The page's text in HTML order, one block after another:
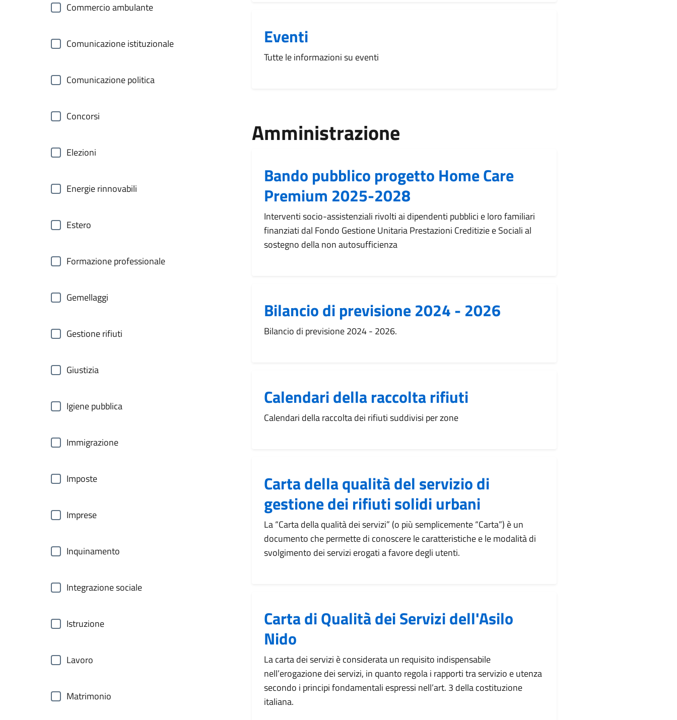
Commercio ambulante
Comunicazione istituzionale
Comunicazione politica
Concorsi
Elezioni
Energie rinnovabili
Estero
Formazione professionale
Gemellaggi
Gestione rifiuti
Giustizia
Igiene pubblica
Immigrazione
Imposte
Imprese
Inquinamento
Integrazione sociale
Istruzione
Lavoro
Matrimonio
Eventi
Tutte le informazioni su eventi
Amministrazione
Bando pubblico progetto Home Care
Premium 2025-2028
Interventi socio-assistenziali rivolti ai dipendenti pubblici e loro familiari
finanziati dal Fondo Gestione Unitaria Prestazioni Creditizie e Sociali al
sostegno della non autosufficienza
Bilancio di previsione 2024 - 2026
Bilancio di previsione 2024 - 2026.
Calendari della raccolta rifiuti
Calendari della raccolta dei rifiuti suddivisi per zone
Carta della qualità del servizio di
gestione dei rifiuti solidi urbani
La “Carta della qualità dei servizi” (o più semplicemente “Carta”) è un
documento che permette di conoscere le caratteristiche e le modalità di
svolgimento dei servizi erogati a favore degli utenti.
Carta di Qualità dei Servizi dell'Asilo
Nido
La carta dei servizi è considerata un requisito indispensabile
nell’erogazione dei servizi, in quanto regola i rapporti tra servizio e utenza
secondo i principi fondamentali espressi nell’art. 3 della costituzione
italiana.